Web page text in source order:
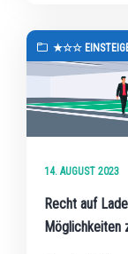
★☆☆
14. AUGUST 2023
Recht auf
Möglichkeiten